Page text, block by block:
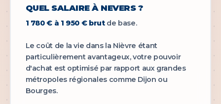
QUEL SALAIRE À NEVERS ?
1 780 € à 1 950 € brutde base.
Le coût de la vie dans la Nièvre étant
particulièrement avantageux, votre pouvoir
d'achat est optimisé par rapport aux grandes
métropoles régionales comme Dijon ou
Bourges.